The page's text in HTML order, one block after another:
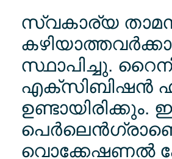
സ്വകാര്യ
സ്ഥാപിച്ചു.
എക്സിബിഷന്‍
വൊക്കേഷണല്‍